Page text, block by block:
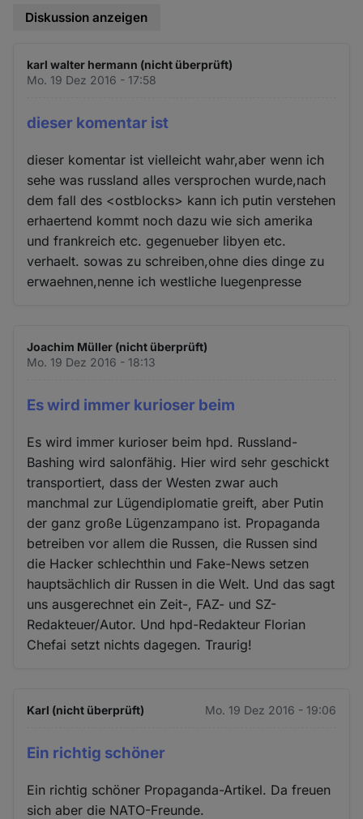
Diskussion anzeigen
karl walter hermann (nicht überprüft)
Mo. 19 Dez 2016 - 17:58
dieser komentar ist
dieser komentar ist vielleicht wahr,aber wenn ich
sehe was russland alles versprochen wurde,nach
dem fall des <ostblocks> kann ich putin verstehen
erhaertend kommt noch dazu wie sich amerika
und frankreich etc. gegenueber libyen etc.
verhaelt. sowas zu schreiben,ohne dies dinge zu
erwaehnen,nenne ich westliche luegenpresse
Joachim Müller (nicht überprüft)
Mo. 19 Dez 2016 - 18:13
Es wird immer kurioser beim
Es wird immer kurioser beim hpd. Russland-
Bashing wird salonfähig. Hier wird sehr geschickt
transportiert, dass der Westen zwar auch
manchmal zur Lügendiplomatie greift, aber Putin
der ganz große Lügenzampano ist. Propaganda
betreiben vor allem die Russen, die Russen sind
die Hacker schlechthin und Fake-News setzen
hauptsächlich dir Russen in die Welt. Und das sagt
uns ausgerechnet ein Zeit-, FAZ- und SZ-
Redakteuer/Autor. Und hpd-Redakteur Florian
Chefai setzt nichts dagegen. Traurig!
Karl (nicht überprüft) Mo. 19 Dez 2016 - 19:06
Ein richtig schöner
Ein richtig schöner Propaganda-Artikel. Da freuen
sich aber die NATO-Freunde.